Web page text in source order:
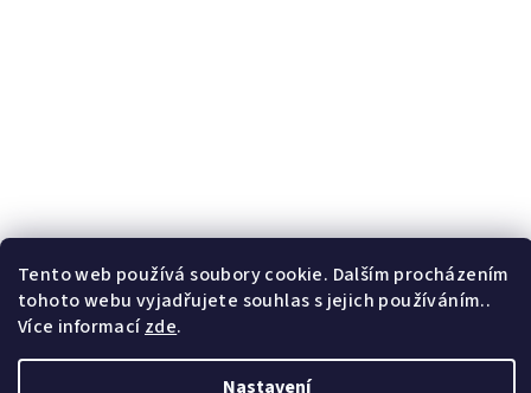
Tento web používá soubory cookie. Dalším procházením
tohoto webu vyjadřujete souhlas s jejich používáním..
Více informacízde.
Nastavení